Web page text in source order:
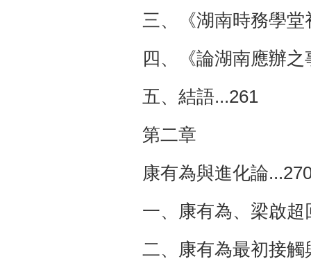
三、《湖南時務學
四、《論湖南應辦
五、結語...261
第二章
康有為與進化論
一、康有為、梁啟超
二、康有為最初接